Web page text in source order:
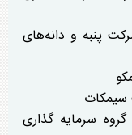
پنبه و دانه‌های
سرمایه گذاری